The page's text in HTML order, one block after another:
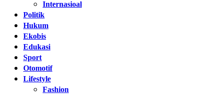
Internasioal
Politik
Hukum
Ekobis
Edukasi
Sport
Otomotif
Lifestyle
Fashion